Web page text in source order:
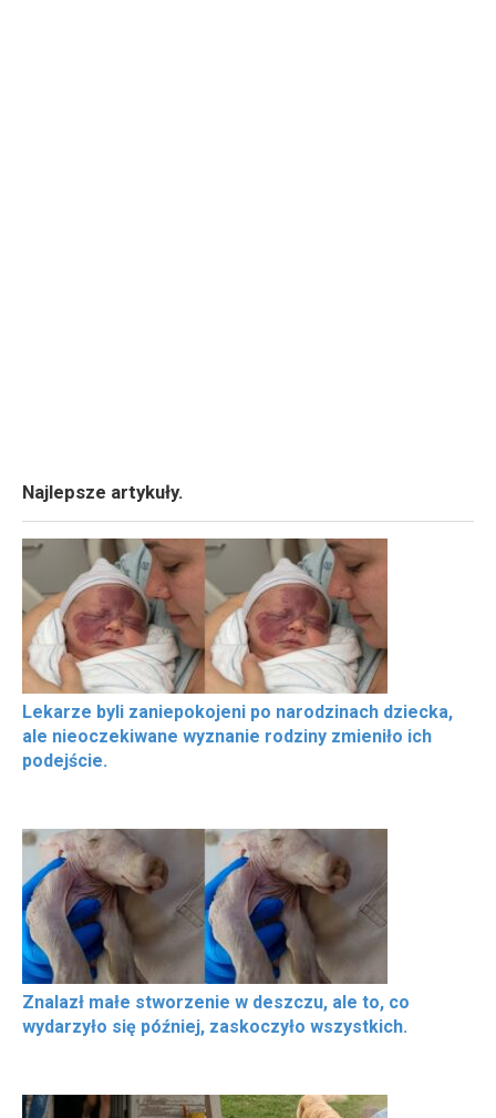
Najlepsze artykuły.
Lekarze byli zaniepokojeni po narodzinach dziecka,
ale nieoczekiwane wyznanie rodziny zmieniło ich
podejście.
Znalazł małe stworzenie w deszczu, ale to, co
wydarzyło się później, zaskoczyło wszystkich.